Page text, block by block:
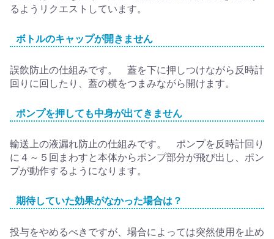
るようリクエストしています。
ボトルのキャップが開きません
誤飲防止の仕組みです。 蓋を下に押しつけながら反時計
回りに回したり、蓋の横をつまみながら開けます。
ポンプを押しても中身が出てきません
輸送上の液漏れ防止の仕組みです。 ポンプを反時計回り
に４～５回まわすと本体からポンプ部分が飛び出し、ポン
プが動作するようになります。
期待していた効果がなかった場合は？
投与をやめるべきですが、場合によっては突然使用を止め